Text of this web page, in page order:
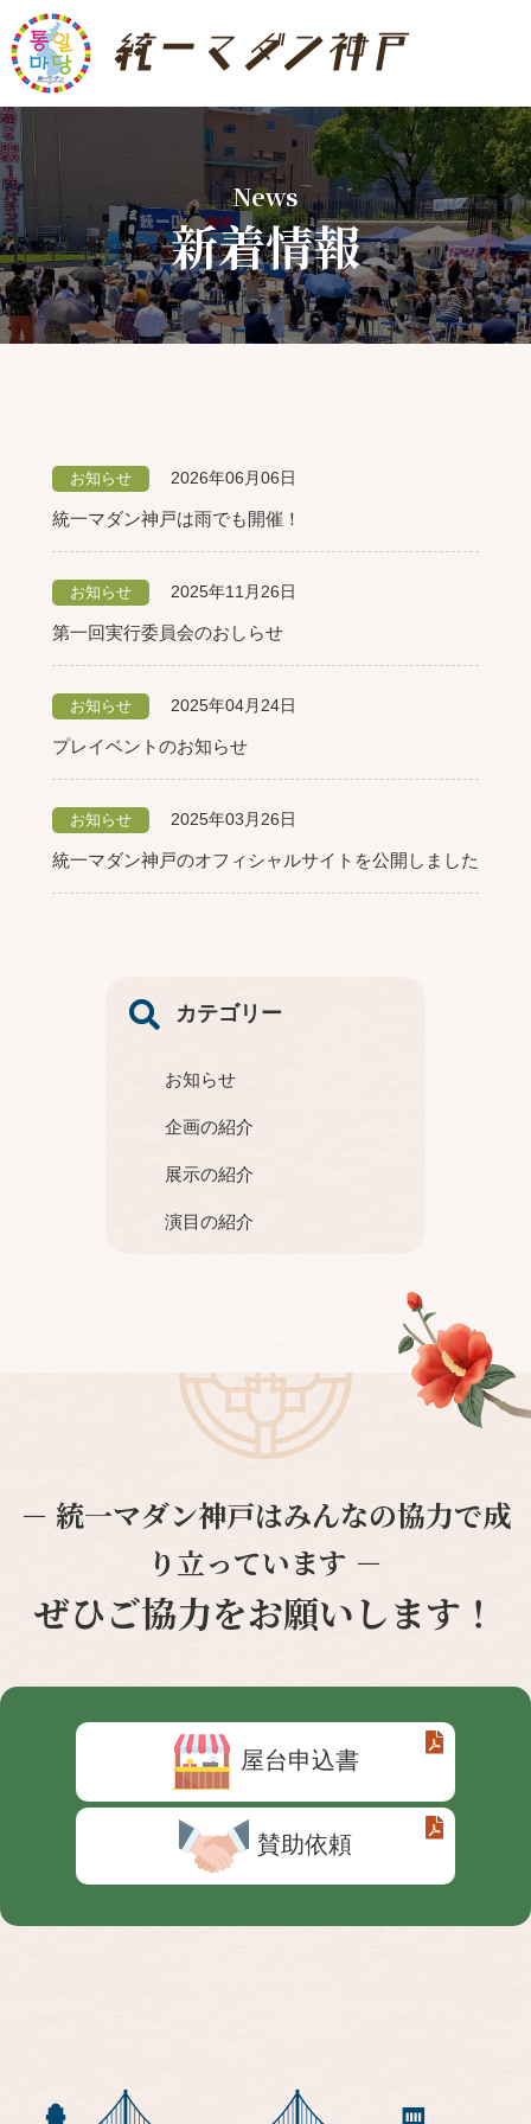
News
新着情報
お知らせ 2026年06月06日
統一マダン神戸は雨でも開催！
お知らせ 2025年11月26日
第一回実行委員会のおしらせ
お知らせ 2025年04月24日
プレイベントのお知らせ
お知らせ 2025年03月26日
統一マダン神戸のオフィシャルサイトを公開しました
カテゴリー
お知らせ
企画の紹介
展示の紹介
演目の紹介
－ 統一マダン神戸はみんなの協力で成
り立っています －
ぜひご協力をお願いします！
屋台申込書
賛助依頼